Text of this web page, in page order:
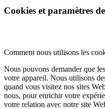
Cookies et paramètres
Comment nous utilisons les
Nous pouvons demander que
votre appareil. Nous utilisons
quand vous visitez nos sites
nous, pour enrichir votre
votre relation avec notre site